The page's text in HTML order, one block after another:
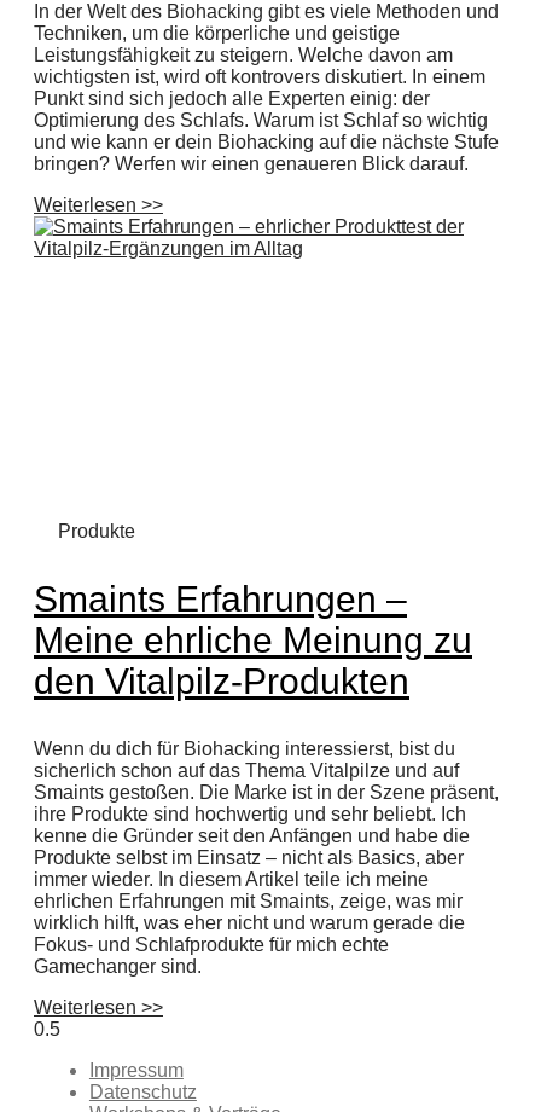
In der Welt des Biohacking gibt es viele Methoden und
Techniken, um die körperliche und geistige
Leistungsfähigkeit zu steigern. Welche davon am
wichtigsten ist, wird oft kontrovers diskutiert. In einem
Punkt sind sich jedoch alle Experten einig: der
Optimierung des Schlafs. Warum ist Schlaf so wichtig
und wie kann er dein Biohacking auf die nächste Stufe
bringen? Werfen wir einen genaueren Blick darauf.
Weiterlesen >>
Produkte
Smaints Erfahrungen –
Meine ehrliche Meinung zu
den Vitalpilz-Produkten
Wenn du dich für Biohacking interessierst, bist du
sicherlich schon auf das Thema Vitalpilze und auf
Smaints gestoßen. Die Marke ist in der Szene präsent,
ihre Produkte sind hochwertig und sehr beliebt. Ich
kenne die Gründer seit den Anfängen und habe die
Produkte selbst im Einsatz – nicht als Basics, aber
immer wieder. In diesem Artikel teile ich meine
ehrlichen Erfahrungen mit Smaints, zeige, was mir
wirklich hilft, was eher nicht und warum gerade die
Fokus- und Schlafprodukte für mich echte
Gamechanger sind.
Weiterlesen >>
Impressum
Datenschutz